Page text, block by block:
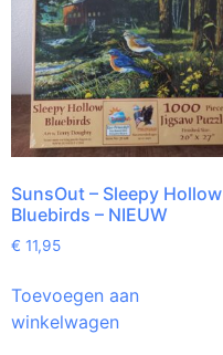
SunsOut – Sleepy Hollow
Bluebirds – NIEUW
€ 11,95
Toevoegen aan
winkelwagen